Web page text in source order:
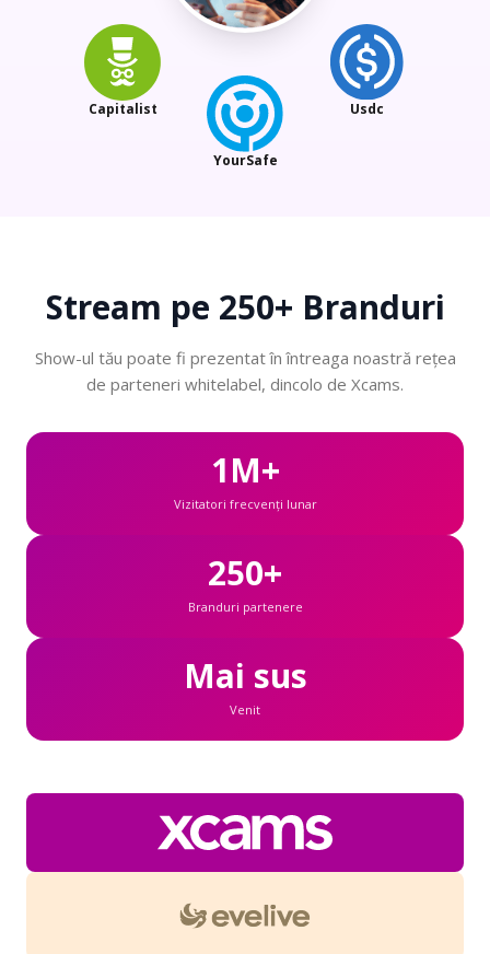
Usdc
YourSafe
Capitalist
Stream pe 250+ Branduri
Show-ul tău poate fi prezentat în întreaga noastră rețea
de parteneri whitelabel, dincolo de Xcams.
1M+
Vizitatori frecvenți lunar
250+
Branduri partenere
Mai sus
Venit